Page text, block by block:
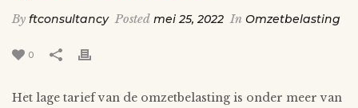
By ftconsultancy Posted mei 25, 2022 In Omzetbelasting
0
Het lage tarief van de omzetbelasting is onder meer van